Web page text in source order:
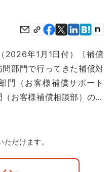
年1月1日付）〔補償
部門で行ってきた補償対
門（お客様補償サポート
お客様補償相談部）の…
だけます。